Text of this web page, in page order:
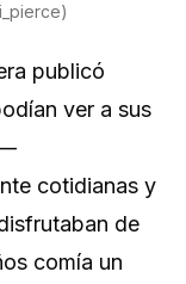
publicó
ver a sus
cotidianas y
de
comía un